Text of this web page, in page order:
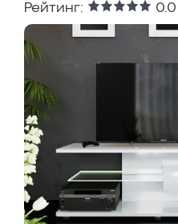
Рейтинг: 0.0